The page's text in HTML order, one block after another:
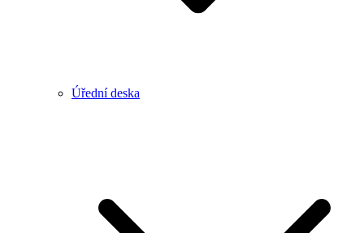
Úřední deska